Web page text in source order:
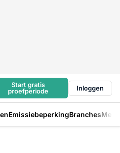
Start gratis
proefperiode
Inloggen
EmissiebeperkingBranches